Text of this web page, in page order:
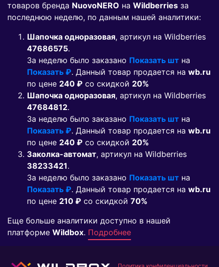
товаров бренда NuovoNERO на Wildberries за
последнюю неделю, по данным нашей аналитики:
Шапочка одноразовая, артикул на Wildberries
47686575.
За неделю было заказано Показать шт на
Показать ₽. Данный товар продается на wb.ru
по цене 240 ₽ co скидкой 20%
Шапочка одноразовая, артикул на Wildberries
47684812.
За неделю было заказано Показать шт на
Показать ₽. Данный товар продается на wb.ru
по цене 240 ₽ co скидкой 20%
Заколка-автомат, артикул на Wildberries
38233421.
За неделю было заказано Показать шт на
Показать ₽. Данный товар продается на wb.ru
по цене 210 ₽ co скидкой 70%
Еще больше аналитики доступно в нашей
платформе Wildbox. Подробнее